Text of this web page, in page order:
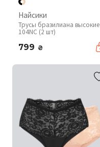
Найсики
Трусы бразилиана высокие
104NC (2 шт)
799 ₴